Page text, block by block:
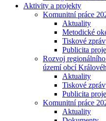
Aktivity a projekty
Komunitní práce
Aktuality
Metodické
Tiskové
Publicita
Rozvoj
území obcí
Aktuality
Tiskové
Publicita
Komunitní práce
Aktuality